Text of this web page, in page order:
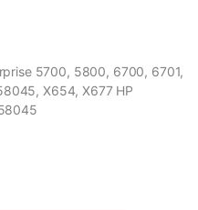
5700, 5800, 6700, 6701,
X654, X677 HP